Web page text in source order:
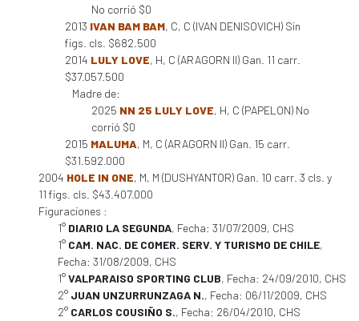
No corrió $0
2013 IVAN BAM BAM, C, C (IVAN DENISOVICH) Sin
figs. cls. $682.500
2014 LULY LOVE, H, C (ARAGORN II) Gan. 11 carr.
$37.057.500
Madre de:
2025 NN 25 LULY LOVE, H, C (PAPELON) No
corrió $0
2015 MALUMA, M, C (ARAGORN II) Gan. 15 carr.
$31.592.000
2004 HOLE IN ONE, M, M (DUSHYANTOR) Gan. 10 carr. 3 cls. y
11 figs. cls. $43.407.000
Figuraciones :
1° DIARIO LA SEGUNDA, Fecha: 31/07/2009, CHS
1° CAM. NAC. DE COMER. SERV. Y TURISMO DE CHILE,
Fecha: 31/08/2009, CHS
1°VALPARAISO SPORTING CLUB, Fecha: 24/09/2010, CHS
2° JUAN UNZURRUNZAGA N., Fecha: 06/11/2009, CHS
2° CARLOS COUSIÑO S., Fecha: 26/04/2010, CHS